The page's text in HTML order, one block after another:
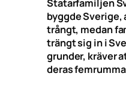
Statarfamiljen
byggde
trångt, medan
trängt sig in i
grunder, kräver
deras